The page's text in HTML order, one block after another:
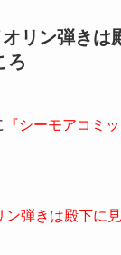
オリン弾きは
ろ
『シーモアコミッ
ン弾きは殿下に